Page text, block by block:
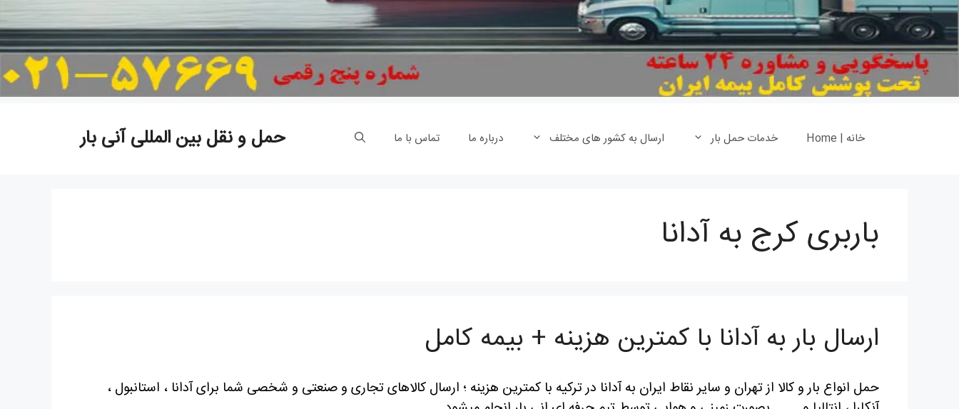
حمل و نقل بین المللی آنی بار خانه | Home خدمات حمل بار ارسال به کشور های مختلف درباره ما تماس با ما
باربری کرج به آدانا
ارسال بار به آدانا با کمترین هزینه + بیمه کامل
حمل انواع بار و کالا از تهران و سایر نقاط ایران به آدانا در ترکیه با کمترین هزینه ؛ ارسال کالاهای تجاری و صنعتی و شخصی شما برای آدانا ، استانبول ،